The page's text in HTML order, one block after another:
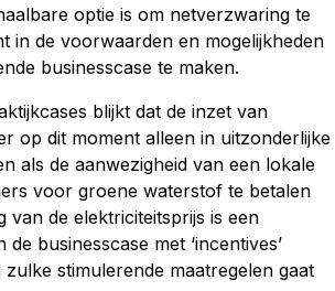
optie is om netverzwaring te
in de voorwaarden en mogelijkheden
businesscase te maken.
blijkt dat de inzet van
op dit moment alleen in uitzonderlijke
als de aanwezigheid van een lokale
voor groene waterstof te betalen
van de elektriciteitsprijs is een
businesscase met ‘incentives’
stimulerende maatregelen gaat